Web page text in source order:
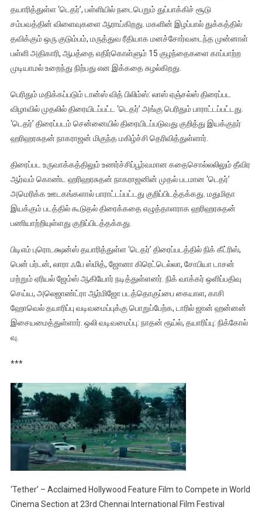
தயாரித்துள்ள‌ ‘டெதர்’, பள்ளியில் நடைபெறும் துப்பாக்கிச் சூடு
சம்பவத்தின் விளைவுகளை ஆராய்கிறது. மகளின் இழப்பால் துக்கத்தில்
தவிக்கும் ஒரு குடும்பம், மருத்துவ ரீதியாக மனச்சோர்வடைந்த முன்னாள்
பள்ளி அதிகாரி, ஆபத்தை எதிர்கொள்ளும் 15 குழந்தைகளை காப்பாற்ற
முடியாமல் உறைந்து நிற்பது என இக்கதை சுழல்கிறது.
பெரிதும் மதிக்கப்படும் டான்ஸ் வித் பிலிம்ஸ்: லாஸ் ஏஞ்சல்ஸ் திரைப்பட
விழாவில் முதலில் திரையிடப்பட்ட ‘டெதர்’ அங்கு பெரிதும் பாராட்டப்பட்டது.
‘டெதர்’ திரைப்படம் சென்னையில் திரையிடப்படுவது குறித்து இயக்குந‌ர்
ஹரிஹரசுதன் நாகராஜன் மிகுந்த மகிழ்ச்சி தெரிவித்துள்ளார்.
திரைப்பட உருவாக்கத்திலும் உணர்ச்சிப்பூர்வமான கதைசொல்லலிலும் தீவிர
ஆர்வம் கொண்ட ஹரிஹரசுதன் நாகராஜனின் முதல் படமான‌ ‘டெதர்’
அமெரிக்க ஊடகங்களால் பாராட்டப்பட்டது குறிப்பிடத்தக்கது. மதுமிதா
இயக்கும் படத்தில் கூடுதல் திரைக்கதை எழுத்தாளராக ஹரிஹரசுதன்
பணியாற்றியுள்ளது குறிப்பிடத்தக்கது.
பிடிஎம் புரொடக்ஷன்ஸ் தயாரித்துள்ள‌ ‘டெதர்’ திரைப்படத்தில் நிக் கீட்ரிஸ்,
பென் பர்டன், லாரா ஃபே ஸ்மித், ஜோனா கிரெட்டெல்லா, சோபியா டாசன்
மற்றும் ஏரியல் ஜேம்ஸ் ஆகியோர் நடித்துள்ள‌னர். நிக் வாக்கர் ஒளிப்பதிவு
செய்ய, அலெஜாண்ட்ரா ஆர்மிஜோ படத்தொகுப்பை கையாள, காசி
ஹோவெல் தயாரிப்பு வடிவமைப்புக்கு பொறுப்பேற்க‌, டாரில் ஜான் ஹன்னன்
இசையமைத்துள்ளார். ஒலி வடிவமைப்பு: நாதன் ரூய்ல், தயாரிப்பு: நிக்கோல்
வு.
***
‘Tether’ – Acclaimed Hollywood Feature Film to Compete in World
Cinema Section at 23rd Chennai International Film Festival